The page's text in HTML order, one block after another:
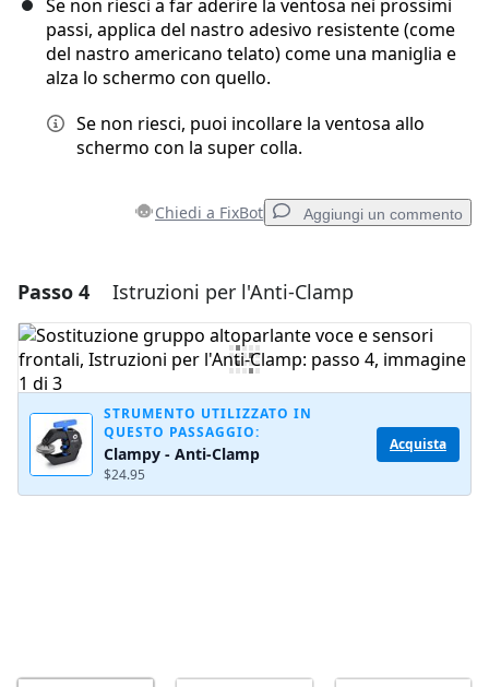
Se non riesci a far aderire la ventosa nei prossimi
passi, applica del nastro adesivo resistente (come
del nastro americano telato) come una maniglia e
alza lo schermo con quello.
Se non riesci, puoi incollare la ventosa allo
schermo con la super colla.
Chiedi a FixBot Aggiungi un commento
Aggiungi un commento
Aggiungi Commento
Annulla Pubblica commento
Passo 4 Istruzioni per l'Anti-Clamp
STRUMENTO UTILIZZATO IN
QUESTO PASSAGGIO:
Clampy - Anti-Clamp
$24.95
Acquista